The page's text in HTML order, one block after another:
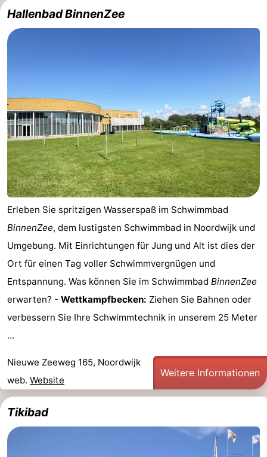
Hallenbad BinnenZee
Erleben Sie spritzigen Wasserspaß im Schwimmbad
BinnenZee, dem lustigsten Schwimmbad in Noordwijk und
Umgebung. Mit Einrichtungen für Jung und Alt ist dies der
Ort für einen Tag voller Schwimmvergnügen und
Entspannung. Was können Sie im Schwimmbad BinnenZee
erwarten? - Wettkampfbecken: Ziehen Sie Bahnen oder
verbessern Sie Ihre Schwimmtechnik in unserem 25 Meter
...
Nieuwe Zeeweg 165, Noordwijk
web. Website
Weitere Informationen
Tikibad